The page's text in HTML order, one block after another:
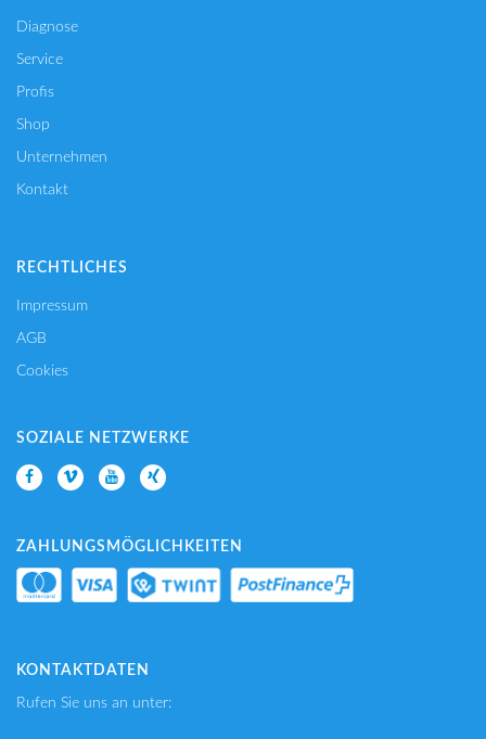
Diagnose
Service
Profis
Shop
Unternehmen
Kontakt
RECHTLICHES
Impressum
AGB
Cookies
SOZIALE NETZWERKE
ZAHLUNGSMÖGLICHKEITEN
KONTAKTDATEN
Rufen Sie uns an unter: